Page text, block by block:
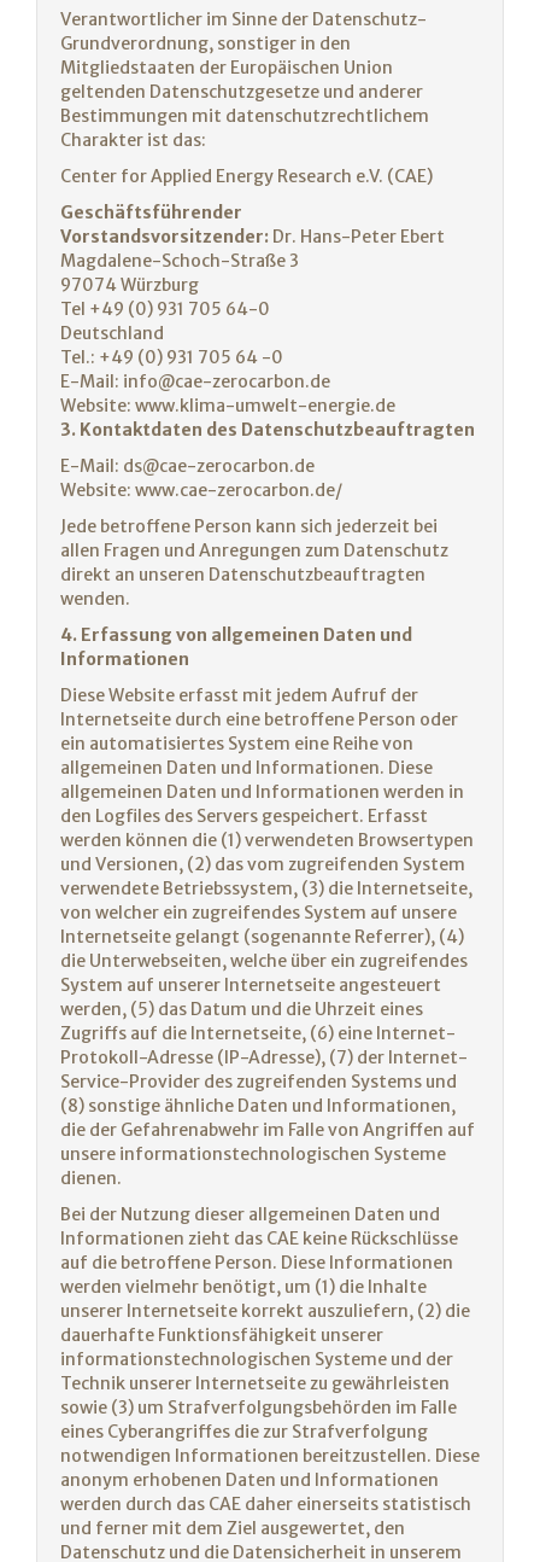
Verantwortlicher im Sinne der Datenschutz-
Grundverordnung, sonstiger in den
Mitgliedstaaten der Europäischen Union
geltenden Datenschutzgesetze und anderer
Bestimmungen mit datenschutzrechtlichem
Charakter ist das:
Center for Applied Energy Research e.V. (CAE)
Geschäftsführender
Vorstandsvorsitzender: Dr. Hans-Peter Ebert
Magdalene-Schoch-Straße 3
97074 Würzburg
Tel +49 (0) 931 705 64-0
Deutschland
Tel.: +49 (0) 931 705 64 -0
E-Mail: info@cae-zerocarbon.de
Website: www.klima-umwelt-energie.de
3. Kontaktdaten des Datenschutzbeauftragten
E-Mail: ds@cae-zerocarbon.de
Website: www.cae-zerocarbon.de/
Jede betroffene Person kann sich jederzeit bei
allen Fragen und Anregungen zum Datenschutz
direkt an unseren Datenschutzbeauftragten
wenden.
4. Erfassung von allgemeinen Daten und
Informationen
Diese Website erfasst mit jedem Aufruf der
Internetseite durch eine betroffene Person oder
ein automatisiertes System eine Reihe von
allgemeinen Daten und Informationen. Diese
allgemeinen Daten und Informationen werden in
den Logfiles des Servers gespeichert. Erfasst
werden können die (1) verwendeten Browsertypen
und Versionen, (2) das vom zugreifenden System
verwendete Betriebssystem, (3) die Internetseite,
von welcher ein zugreifendes System auf unsere
Internetseite gelangt (sogenannte Referrer), (4)
die Unterwebseiten, welche über ein zugreifendes
System auf unserer Internetseite angesteuert
werden, (5) das Datum und die Uhrzeit eines
Zugriffs auf die Internetseite, (6) eine Internet-
Protokoll-Adresse (IP-Adresse), (7) der Internet-
Service-Provider des zugreifenden Systems und
(8) sonstige ähnliche Daten und Informationen,
die der Gefahrenabwehr im Falle von Angriffen auf
unsere informationstechnologischen Systeme
dienen.
Bei der Nutzung dieser allgemeinen Daten und
Informationen zieht das CAE keine Rückschlüsse
auf die betroffene Person. Diese Informationen
werden vielmehr benötigt, um (1) die Inhalte
unserer Internetseite korrekt auszuliefern, (2) die
dauerhafte Funktionsfähigkeit unserer
informationstechnologischen Systeme und der
Technik unserer Internetseite zu gewährleisten
sowie (3) um Strafverfolgungsbehörden im Falle
eines Cyberangriffes die zur Strafverfolgung
notwendigen Informationen bereitzustellen. Diese
anonym erhobenen Daten und Informationen
werden durch das CAE daher einerseits statistisch
und ferner mit dem Ziel ausgewertet, den
Datenschutz und die Datensicherheit in unserem